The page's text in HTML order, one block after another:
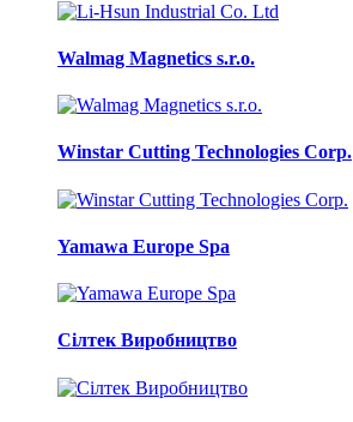
Walmag Magnetics s.r.o.
Winstar Cutting Technologies Corp.
Yamawa Europe Spa
Сілтек Виробництво